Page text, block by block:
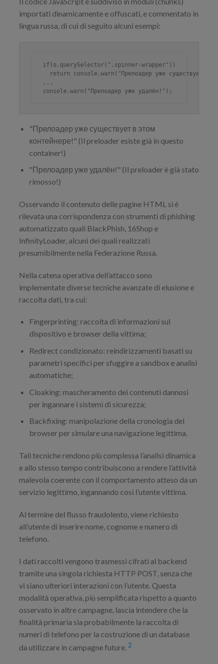
importati dinamicamente e offuscati, e commentato in
lingua russa, di cui di seguito alcuni esempi:
if(o.querySelector(".spinner-wrapper"))
return console.warn("Прелоадер уже существует в
...
console.warn("Прелоадер уже удалён!");
"Прелоадер уже существует в этом
контейнере!" (Il preloader esiste già in questo
container!)
"Прелоадер уже удалён!" (Il preloader è già stato
rimosso!)
Osservando il contenuto delle pagine HTML si è
rilevata una corrispondenza con strumenti di phishing
automatizzato quali BlackPhish, 16Shop e
InfinityLoader, alcuni dei quali realizzati
presumibilmente nella Federazione Russa.
Nella catena operativa dell’attacco sono
implementate diverse tecniche avanzate di elusione e
raccolta dati, tra cui:
Fingerprinting: raccolta di informazioni sul
dispositivo e browser della vittima;
Redirect condizionato: reindirizzamenti basati su
parametri specifici per sfuggire a sandbox e analisi
automatiche;
Cloaking: mascheramento dei contenuti dannosi
per ingannare i sistemi di sicurezza;
Backfixing: manipolazione della cronologia del
browser per simulare una navigazione legittima.
Tali tecniche rendono più complessa l’analisi dinamica
e allo stesso tempo contribuiscono a rendere l’attività
malevola coerente con il comportamento atteso da un
servizio legittimo, ingannando così l’utente vittima.
Al termine del flusso fraudolento, viene richiesto
all’utente di inserire nome, cognome e numero di
telefono.
I dati raccolti vengono trasmessi cifrati al backend
tramite una singola richiesta HTTP POST, senza che
vi siano ulteriori interazioni con l’utente. Questa
modalità operativa, più semplificata rispetto a quanto
osservato in altre campagne, lascia intendere che la
finalità primaria sia probabilmente la raccolta di
numeri di telefono per la costruzione di un database
da utilizzare in campagne future. 2